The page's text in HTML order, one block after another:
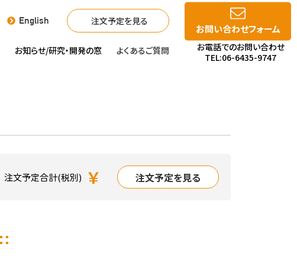
English 注文予定を見る
お知らせ/研究・開発の窓 よくあるご質問
お問い合わせフォーム
お電話でのお問い合わせ
TEL:06-6435-9747
注文予定合計(税別) ￥ 注文予定を見る